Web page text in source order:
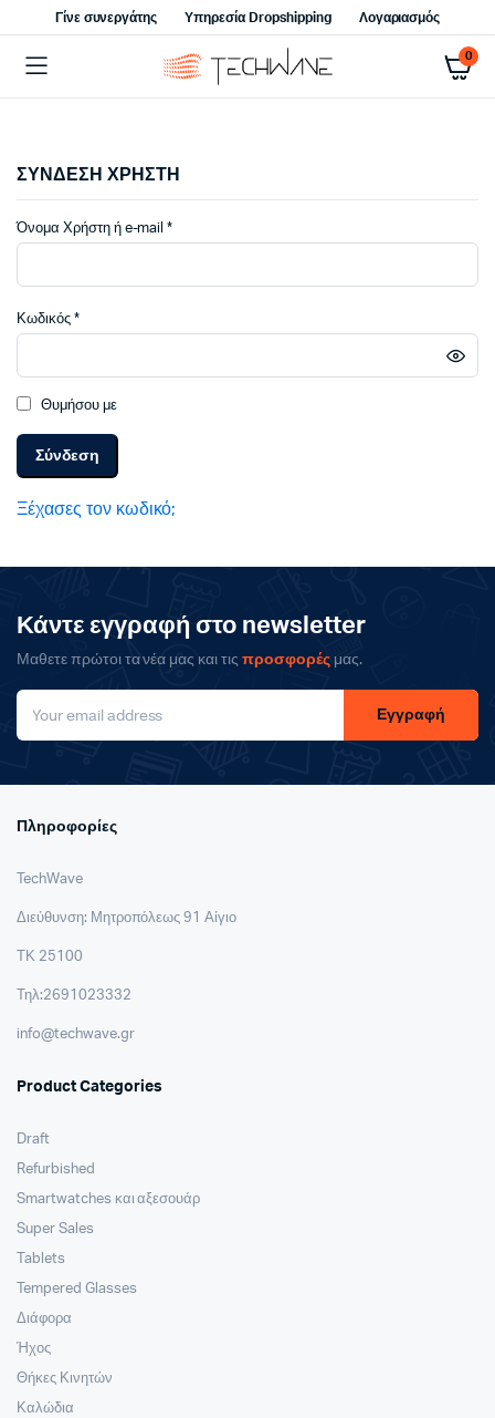
Γίνε συνεργάτης Υπηρεσία Dropshipping Λογαριασμός
0
ΣΥΝΔΕΣΗ ΧΡΗΣΤΗ
Όνομα Χρήστη ή e-mail*Απαιτείται
Κωδικός *Απαιτείται
Θυμήσου με
Σύνδεση
Ξέχασες τον κωδικό;
Κάντε εγγραφή στο newsletter
Μαθετε πρώτοι τα νέα μας και τιςπροσφορέςμας.
Εγγραφή
Πληροφορίες
TechWave
Διεύθυνση: Μητροπόλεως 91 Αίγιο
ΤΚ 25100
Τηλ:2691023332
info@techwave.gr
Product Categories
Draft
Refurbished
Smartwatches και αξεσουάρ
Super Sales
Tablets
Tempered Glasses
Διάφορα
Ήχος
Θήκες Κινητών
Καλώδια